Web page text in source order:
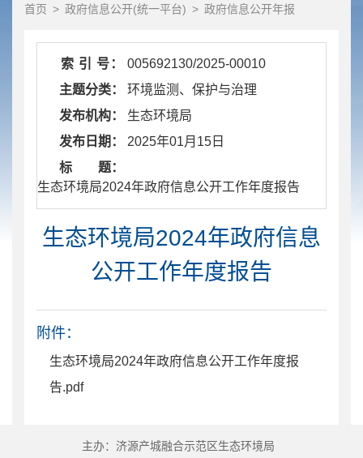
首页 > 政府信息公开(统一平台) > 政府信息公开年报
索 引 号：
005692130/2025-00010
主题分类：
环境监测、保护与治理
发布机构：
生态环境局
发布日期：
2025年01月15日
标 题：
​ 生态环境局2024年政府信息公开工作年度报告
生态环境局2024年政府信息
公开工作年度报告
附件：
生态环境局2024年政府信息公开工作年度报
告.pdf
主办：济源产城融合示范区生态环境局